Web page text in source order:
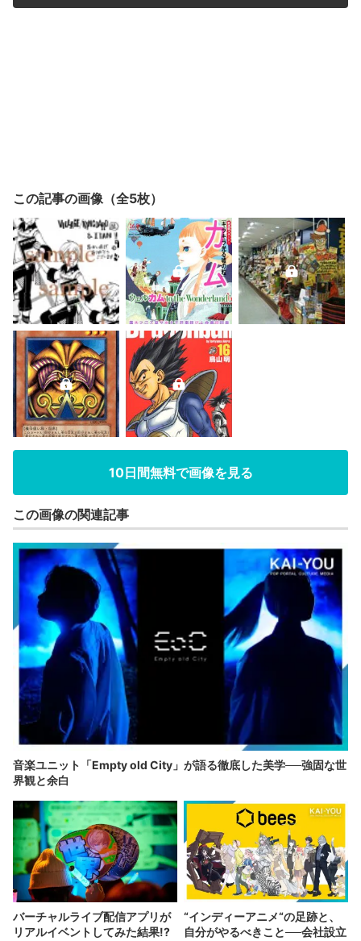
この記事の画像（全5枚）
10日間無料で画像を見る
この画像の関連記事
音楽ユニット「Empty old City」が語る徹底した美学──強固な世
界観と余白
バーチャルライブ配信アプリが
リアルイベントしてみた結果!?
“インディーアニメ“の足跡と、
自分がやるべきこと──会社設立